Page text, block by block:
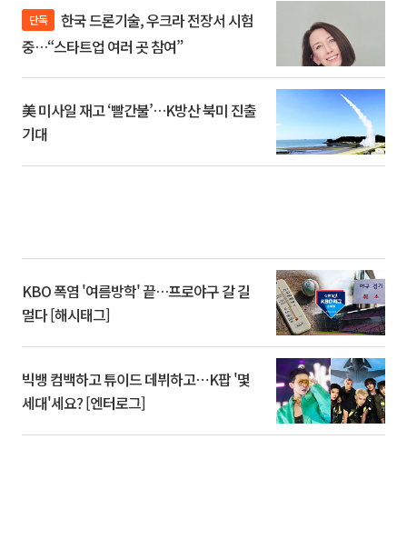
단독
중…“스타트업 여러 곳 참여”
美 미사일 재고 ‘빨간불’…K방산 북미 진출
기대
KBO 폭염 '여름방학' 끝…프로야구 갈 길
멀다 [해시태그]
빅뱅 컴백하고 튜이드 데뷔하고⋯K팝 '몇
세대'세요? [엔터로그]